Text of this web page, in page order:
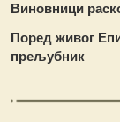
Виновници
Поред живог
прељубник